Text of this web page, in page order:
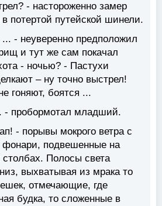
- настороженно замер
потертой путейской шинели.
- неуверенно предположил
и тут же сам покачал
- ночью? - Пастухи
– ну точно выстрел!
гоняют, боятся ...
- пробормотал младший.
- порывы мокрого ветра с
фонари, подвешенные на
столбах. Полосы света
выхватывая из мрака то
отмечающие, где
будка, то сложенные в